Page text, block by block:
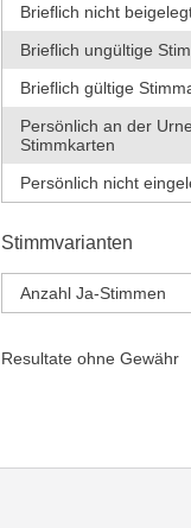
Brieflich nicht
Brieflich ungültige
Brieflich gültige
Persönlich an der
Stimmkarten
Persönlich nicht
Stimmvarianten
Anzahl Ja-Stimmen
Resultate ohne Gewähr